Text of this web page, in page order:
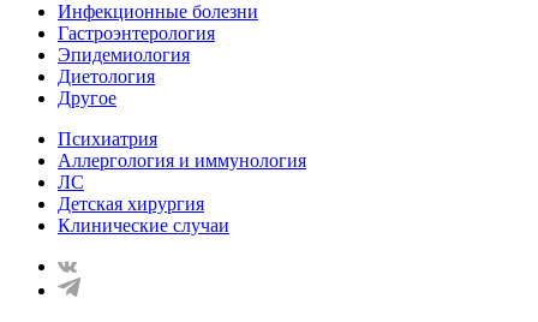
Инфекционные болезни
Гастроэнтерология
Эпидемиология
Диетология
Другое
Психиатрия
Аллергология и иммунология
ЛС
Детская хирургия
Клинические случаи